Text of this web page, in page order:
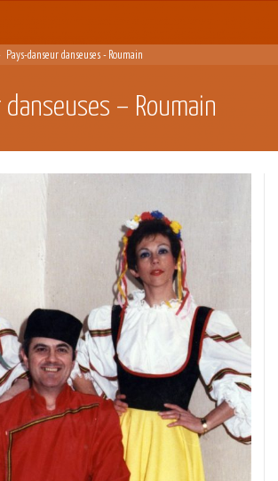
Pays-danseur danseuses - Roumain
– Roumain